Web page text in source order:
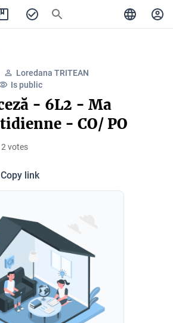
Loredana TRITEAN
Is public
- 6L2 - Ma
- CO/ PO
2 votes
Copy link